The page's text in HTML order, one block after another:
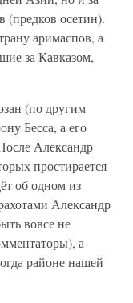
(предков осетин).
аримаспов, а
за Кавказом,
(по другим
Бесса, а его
Александр
простирается
об одном из
Александр
вовсе не
а
районе нашей